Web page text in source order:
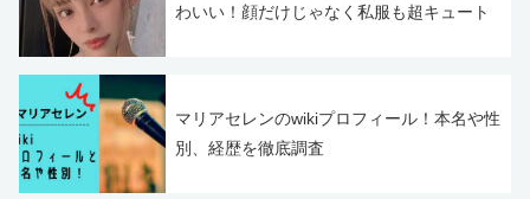
わいい！顔だけじゃなく私服も超キュート
マリアセレンのwikiプロフィール！本名や性
別、経歴を徹底調査